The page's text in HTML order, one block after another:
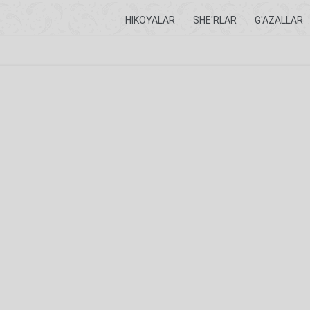
HIKOYALAR SHE'RLAR G'AZALLAR